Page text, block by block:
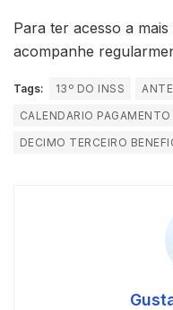
Para ter acesso a
acompanhe
Tags: 13º DO INSS
CALENDARIO PAGAMENTO
DECIMO TERCEIRO